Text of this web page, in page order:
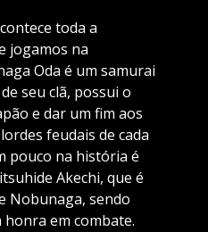
toda a
jogamos na
Oda é um samurai
seu clã, possui o
e dar um fim aos
feudais de cada
pouco na história é
Akechi, que é
Nobunaga, sendo
em combate.